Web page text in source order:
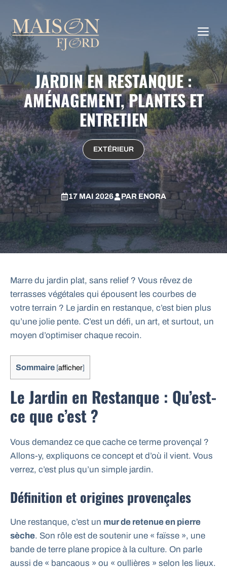
contenu
JARDIN EN RESTANQUE :
AMÉNAGEMENT, PLANTES ET
ENTRETIEN
EXTÉRIEUR
17 MAI 2026 PARENORA
Marre du jardin plat, sans relief ? Vous rêvez de
terrasses végétales qui épousent les courbes de
votre terrain ? Le jardin en restanque, c’est bien plus
qu’une jolie pente. C’est un défi, un art, et surtout, un
moyen d’optimiser chaque recoin.
Sommaire [afficher]
Le Jardin en Restanque : Qu’est-
ce que c’est ?
Vous demandez ce que cache ce terme provençal ?
Allons-y, expliquons ce concept et d’où il vient. Vous
verrez, c’est plus qu’un simple jardin.
Définition et origines provençales
Une restanque, c’est un mur de retenue en pierre
sèche. Son rôle est de soutenir une « faïsse », une
bande de terre plane propice à la culture. On parle
aussi de « bancaous » ou « oullières » selon les lieux.